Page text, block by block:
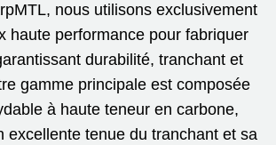
nous utilisons exclusivement
haute performance pour fabriquer
durabilité, tranchant et
gamme principale est composée
à haute teneur en carbone,
excellente tenue du tranchant et sa